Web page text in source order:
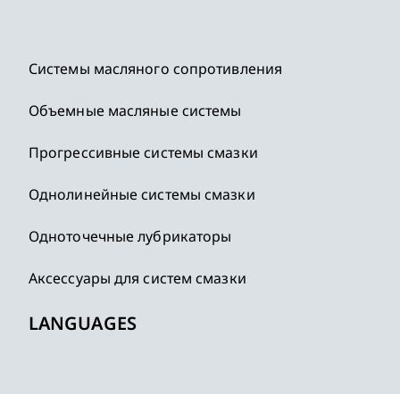
Системы масляного сопротивления
Объемные масляные системы
Прогрессивные системы смазки
Однолинейные системы смазки
Одноточечные лубрикаторы
Аксессуары для систем смазки
LANGUAGES